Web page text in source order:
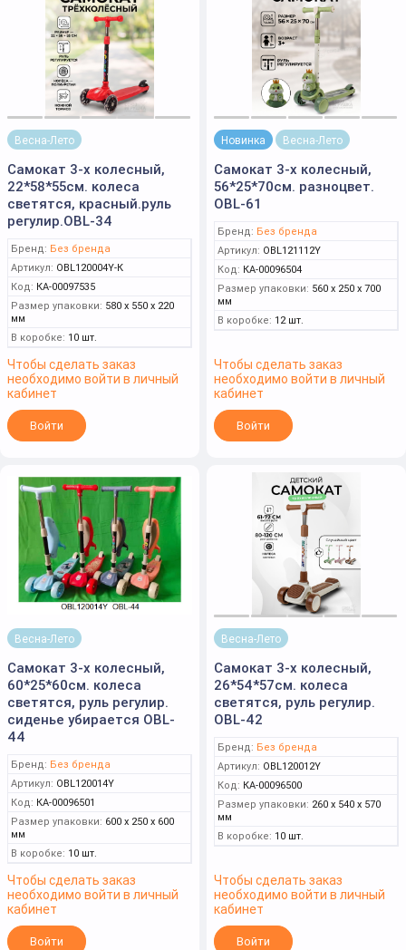
Весна-Лето
Самокат 3-х колесный,
22*58*55см. колеса
светятся, красный.руль
регулир.OBL-34
Бренд: Без бренда
Артикул: OBL120004Y-К
Код: КА-00097535
Размер упаковки: 580 x 550 x 220
мм
В коробке: 10 шт.
Чтобы сделать заказ
необходимо войти в личный
кабинет
Войти
Новинка Весна-Лето
Самокат 3-х колесный,
56*25*70см. разноцвет.
OBL-61
Бренд: Без бренда
Артикул: OBL121112Y
Код: КА-00096504
Размер упаковки: 560 x 250 x 700
мм
В коробке: 12 шт.
Чтобы сделать заказ
необходимо войти в личный
кабинет
Войти
Весна-Лето
Самокат 3-х колесный,
60*25*60см. колеса
светятся, руль регулир.
сиденье убирается OBL-
44
Бренд: Без бренда
Артикул: OBL120014Y
Код: КА-00096501
Размер упаковки: 600 x 250 x 600
мм
В коробке: 10 шт.
Чтобы сделать заказ
необходимо войти в личный
кабинет
Войти
Весна-Лето
Самокат 3-х колесный,
26*54*57см. колеса
светятся, руль регулир.
OBL-42
Бренд: Без бренда
Артикул: OBL120012Y
Код: КА-00096500
Размер упаковки: 260 x 540 x 570
мм
В коробке: 10 шт.
Чтобы сделать заказ
необходимо войти в личный
кабинет
Войти